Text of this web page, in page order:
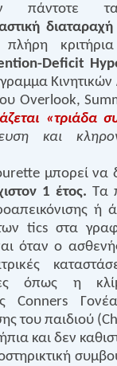
τα
πλήρη
-Deficit
Κινητικών
Overlook,
«τριάδα
και
μπορεί να
1 έτος. Τα
ή
τωνtics στα
όταν ο
όπως η
Conners
του παιδιού (
ήπια και δεν